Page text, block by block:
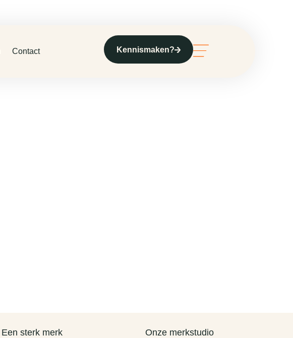
Contact Kennismaken?
Een sterk merk Onze merkstudio